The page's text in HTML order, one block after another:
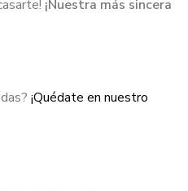
¡Nuestra más sincera
¡Quédate en nuestro